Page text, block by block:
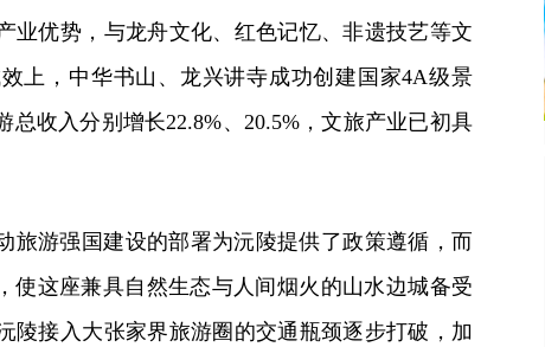
业优势，与龙舟文化、红色记忆、非遗技艺等文
上，中华书山、龙兴讲寺成功创建国家4A级景
总收入分别增长22.8%、20.5%，文旅产业已初具
旅游强国建设的部署为沅陵提供了政策遵循，而
使这座兼具自然生态与人间烟火的山水边城备受
陵接入大张家界旅游圈的交通瓶颈逐步打破，加